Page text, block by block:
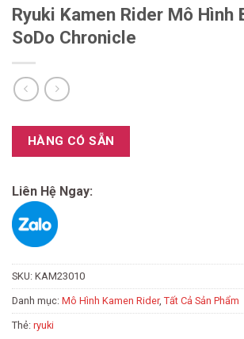
Ryuki Kamen Rider Mô Hình
SoDo Chronicle
HÀNG CÓ SẴN
Liên Hệ Ngay:
SKU: KAM23010
Danh mục: Mô Hình Kamen Rider, Tất Cả Sản Phẩm
Thẻ: ryuki